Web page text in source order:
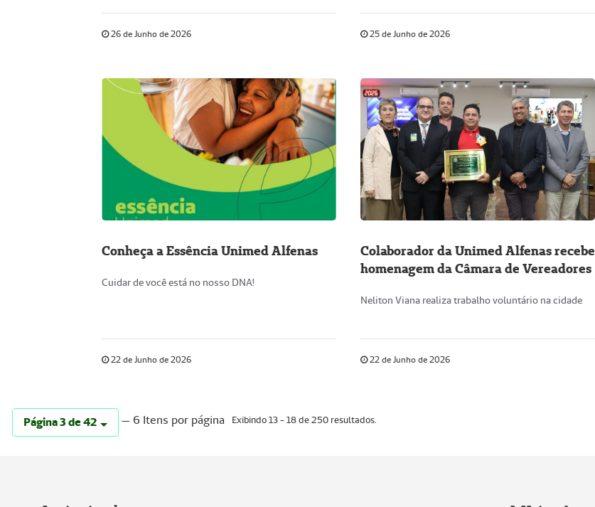
26 de Junho de 2026 25 de Junho de 2026
Conheça a Essência Unimed Alfenas
Cuidar de você está no nosso DNA!
22 de Junho de 2026
Colaborador da Unimed Alfenas recebe
homenagem da Câmara de Vereadores
Neliton Viana realiza trabalho voluntário na cidade
22 de Junho de 2026
Página 3 de 42 — 6 Itens por página Exibindo 13 - 18 de 250 resultados.